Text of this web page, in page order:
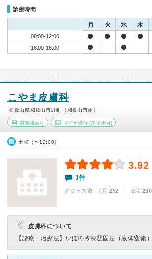
診療時間
月 火 水 木
08:00-12:00
16:00-18:00
こやま皮膚科
和歌山県和歌山市匠町（和歌山市駅）
駐車場あり マイナ受付(スマホ可)
土曜（〜12:00）
3.92
3件
アクセス数 7月:252 | 6月:230
皮膚科について
【診療・治療法】 いぼの冷凍凝固法（液体窒素）